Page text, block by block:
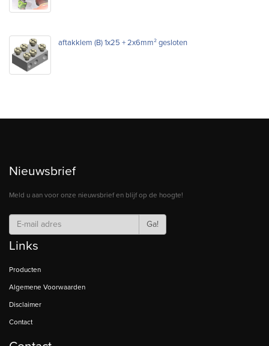
aftakklem (B) 1x25 + 2x6mm² gesloten
Nieuwsbrief
Meld u aan voor onze nieuwsbrief en blijf op de hoogte!
Ga!
Links
Producten
Algemene Voorwaarden
Disclaimer
Contact